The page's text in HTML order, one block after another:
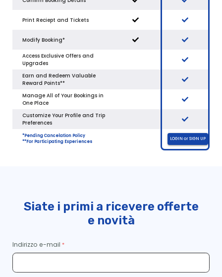
Siate i primi a ricevere offerte
e novità
Indirizzo e-mail